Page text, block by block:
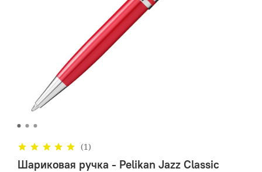
(1)
Шариковая ручка - Pelikan Jazz Classic